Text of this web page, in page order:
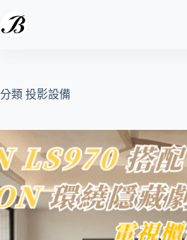
至
容
分類 投影設備